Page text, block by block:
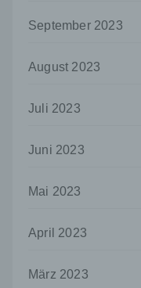
September 2023
August 2023
Juli 2023
Juni 2023
Mai 2023
April 2023
März 2023
das Recht
Kriterien
oder andere